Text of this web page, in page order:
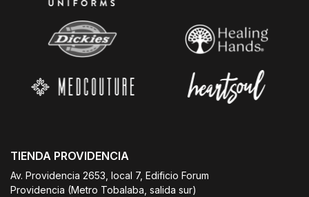
TIENDA PROVIDENCIA
Av. Providencia 2653, local 7, Edificio Forum
Providencia (Metro Tobalaba, salida sur)